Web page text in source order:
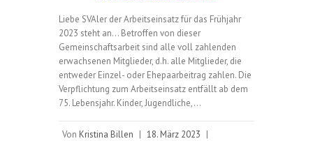
Liebe SVAler der Arbeitseinsatz für das Frühjahr
2023 steht an… Betroffen von dieser
Gemeinschaftsarbeit sind alle voll zahlenden
erwachsenen Mitglieder, d.h. alle Mitglieder, die
entweder Einzel- oder Ehepaarbeitrag zahlen. Die
Verpflichtung zum Arbeitseinsatz entfällt ab dem
75. Lebensjahr. Kinder, Jugendliche,…
Von Kristina Billen | 18. März 2023 |